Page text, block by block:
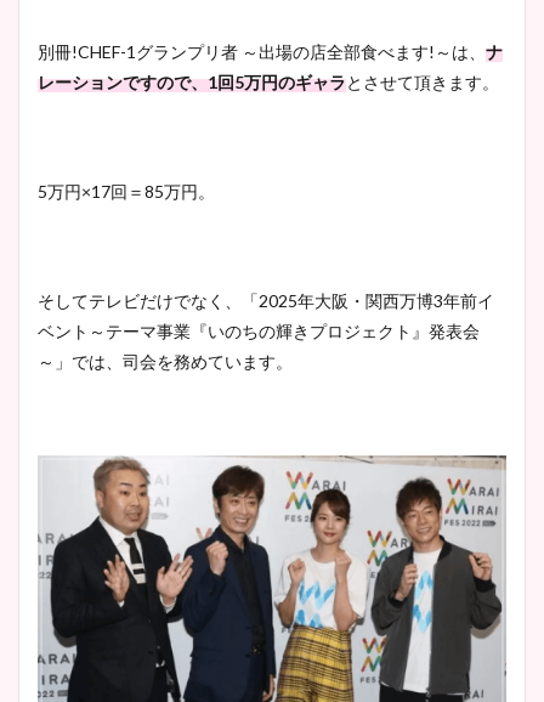
別冊!CHEF-1グランプリ者 ～出場の店全部食べます!～は、 ナ
レーションですので、1回5万円のギャラとさせて頂きます。
5万円×17回＝85万円。
そしてテレビだけでなく、「2025年大阪・関西万博3年前イ
ベント～テーマ事業『いのちの輝きプロジェクト』発表会
～」では、司会を務めています。